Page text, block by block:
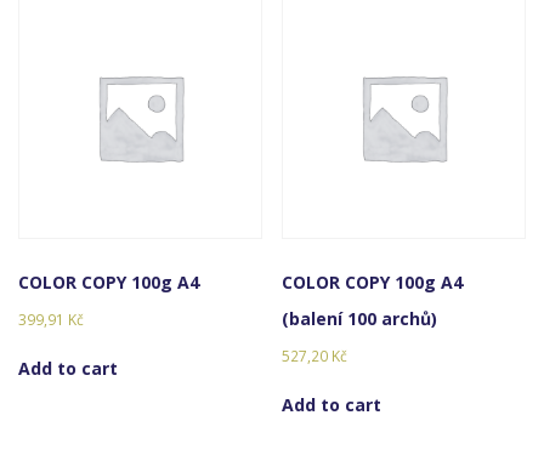
COLOR COPY 100g A4
399,91 Kč
Add to cart
COLOR COPY 100g A4
(balení 100 archů)
527,20 Kč
Add to cart